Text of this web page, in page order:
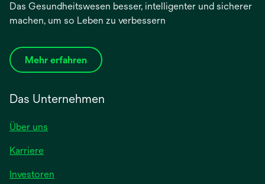
Das Gesundheitswesen besser, intelligenter und sicherer
machen, um so Leben zu verbessern
Mehr erfahren
Das Unternehmen
Über uns
Karriere
Investoren